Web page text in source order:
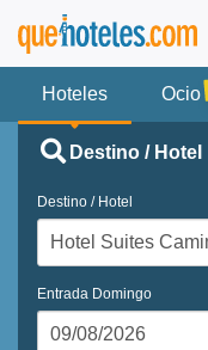
Hoteles Ocio
Destino / Hotel
Destino / Hotel
Entrada Domingo